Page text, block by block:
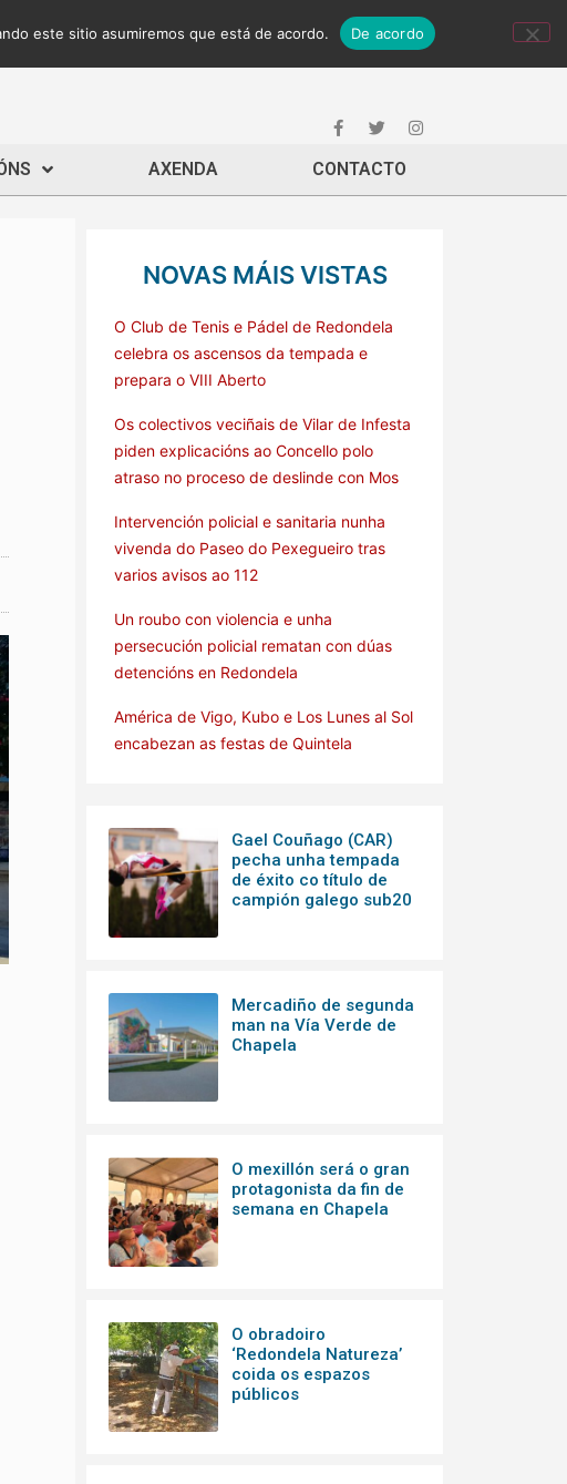
AXENDA CONTACTO
NOVAS MÁIS VISTAS
O Club de Tenis e Pádel de Redondela
celebra os ascensos da tempada e
prepara o VIII Aberto
Os colectivos veciñais de Vilar de Infesta
piden explicacións ao Concello polo
atraso no proceso de deslinde con Mos
Intervención policial e sanitaria nunha
vivenda do Paseo do Pexegueiro tras
varios avisos ao 112
Un roubo con violencia e unha
persecución policial rematan con dúas
detencións en Redondela
América de Vigo, Kubo e Los Lunes al Sol
encabezan as festas de Quintela
Gael Couñago (CAR)
pecha unha tempada
de éxito co título de
campión galego sub20
Mercadiño de segunda
man na Vía Verde de
Chapela
O mexillón será o gran
protagonista da fin de
semana en Chapela
O obradoiro
‘Redondela Natureza’
coida os espazos
públicos
este sitio asumiremos que está de acordo. De acordo